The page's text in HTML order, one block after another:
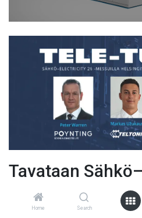
Home Search
Tavataan
-messuilla